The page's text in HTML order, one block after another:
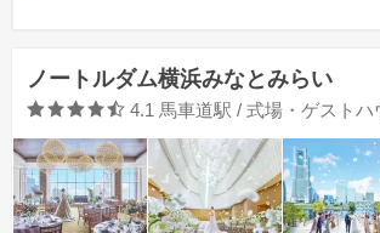
ノートルダム横浜みなとみらい
口コミ評価
4.1 馬車道駅 / 式場・ゲストハ